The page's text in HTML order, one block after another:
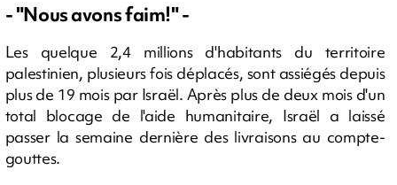
- "Nous avons faim!" -
Les quelque 2,4 millions d'habitants du territoire
palestinien, plusieurs fois déplacés, sont assiégés depuis
plus de 19 mois par Israël. Après plus de deux mois d'un
total blocage de l'aide humanitaire, Israël a laissé
passer la semaine dernière des livraisons au compte-
gouttes.